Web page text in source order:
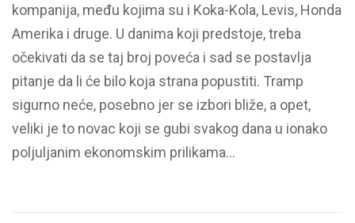
kompanija, među kojima su i Koka-Kola, Levis, Honda
Amerika i druge. U danima koji predstoje, treba
očekivati da se taj broj poveća i sad se postavlja
pitanje da li će bilo koja strana popustiti. Tramp
sigurno neće, posebno jer se izbori bliže, a opet,
veliki je to novac koji se gubi svakog dana u ionako
poljuljanim ekonomskim prilikama…